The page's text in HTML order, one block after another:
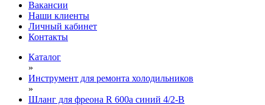
Вакансии
Наши клиенты
Личный кабинет
Контакты
Каталог
»
Инструмент для ремонта холодильников
»
Шланг для фреона R 600a синий 4/2-B